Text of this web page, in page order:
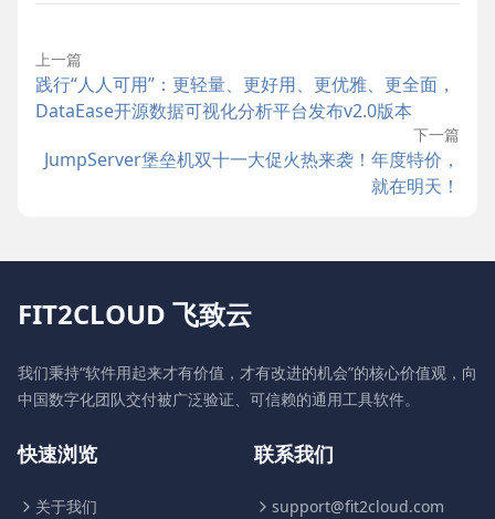
上一篇
践行“人人可用”：更轻量、更好用、更优雅、更全面，
DataEase开源数据可视化分析平台发布v2.0版本
下一篇
JumpServer堡垒机双十一大促火热来袭！年度特价，
就在明天！
FIT2CLOUD 飞致云
我们秉持“软件用起来才有价值，才有改进的机会”的核心价值观，向
中国数字化团队交付被广泛验证、可信赖的通用工具软件。
快速浏览
关于我们
联系我们
support@fit2cloud.com